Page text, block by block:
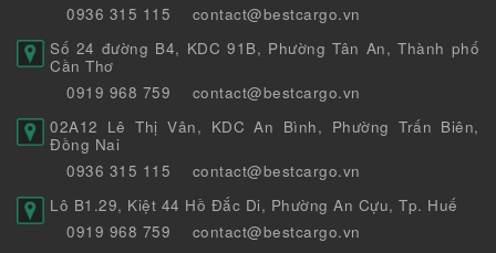
0936 315 115
contact@bestcargo.vn
Số 24 đường B4, KDC 91B, Phường Tân An, Thành phố
Cần Thơ
0919 968 759
contact@bestcargo.vn
02A12 Lê Thị Vân, KDC An Bình, Phường Trấn Biên,
Đồng Nai
0936 315 115
contact@bestcargo.vn
Lô B1.29, Kiệt 44 Hồ Đắc Di, Phường An Cựu, Tp. Huế
0919 968 759
contact@bestcargo.vn